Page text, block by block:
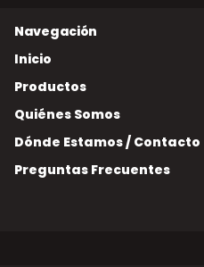
Inicio
Productos
Quiénes Somos
Dónde Estamos / Contacto
Preguntas Frecuentes